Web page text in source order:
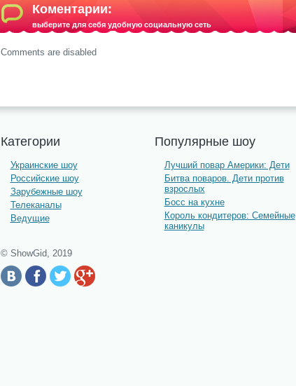
Коментарии:
выберите для себя удобную социальную сеть
Comments are disabled
Категории
Украинские шоу
Российские шоу
Зарубежные шоу
Телеканалы
Ведущие
Популярные шоу
Лучший повар Америки: Дети
Битва поваров. Дети против
взрослых
Босс на кухне
Король кондитеров: Семейные
каникулы
© ShowGid, 2019